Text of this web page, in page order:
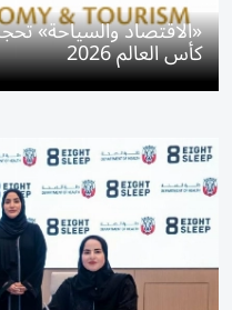
كأس العالم 2026